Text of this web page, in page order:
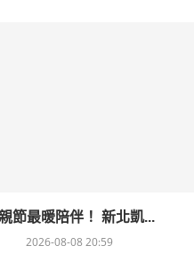
節最暖陪伴！ 新北凱...
2026-08-08 20:59